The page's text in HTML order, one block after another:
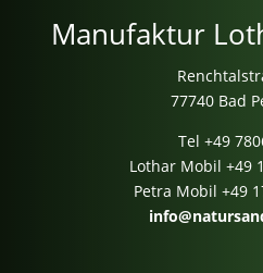
Manufaktur
77740 Bad
Tel +49
Lothar Mobil+49
Petra Mobil+49